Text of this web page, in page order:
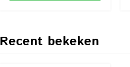
Recent bekeken